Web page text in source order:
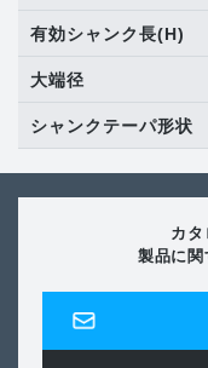
有効シャンク長(H)
大端径
シャンクテーパ形状
カ
製品に関